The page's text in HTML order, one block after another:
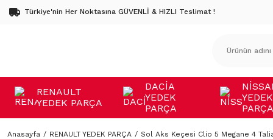
Türkiye'nin Her Noktasına GÜVENLİ & HIZLI Teslimat !
RENAULT
YEDEK PARÇA
DACİA
YEDEK
PARÇA
YEDEK
PARÇA
Anasayfa RENAULT YEDEK PARÇA Sol Aks Keçesi Clio 5 Megane 4